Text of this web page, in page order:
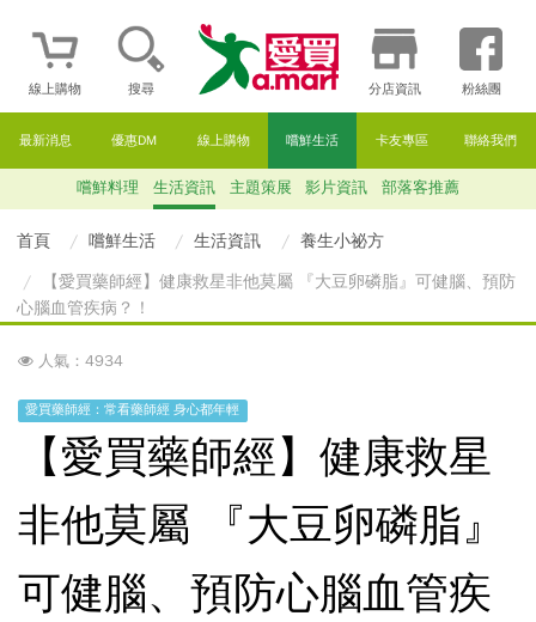
線上購物 搜尋 分店資訊 粉絲團
最新消息 優惠DM 線上購物 嚐鮮生活 卡友專區 聯絡我們
嚐鮮料理 生活資訊 主題策展 影片資訊 部落客推薦
首頁 嚐鮮生活 生活資訊
養生小祕方
【愛買藥師經】健康救星非他莫屬 『大豆卵磷脂』可健腦、預防
心腦血管疾病？！
人氣：4934
愛買藥師經：常看藥師經 身心都年輕
【愛買藥師經】健康救星
非他莫屬 『大豆卵磷脂』
可健腦、預防心腦血管疾